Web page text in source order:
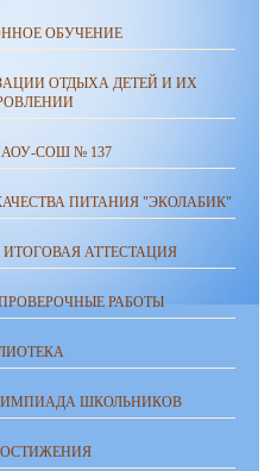
ОБУЧЕНИЕ
ОТДЫХА ДЕТЕЙ И ИХ
СОШ № 137
ПИТАНИЯ "ЭКОЛАБИК"
АТТЕСТАЦИЯ
РАБОТЫ
ШКОЛЬНИКОВ